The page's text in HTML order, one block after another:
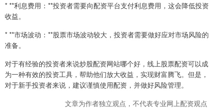
* **利息费用：**投资者需要向配资平台支付利息费用，这会降低投资
收益。
* **市场波动：**股票市场波动较大，投资者需要做好应对市场风险的
准备。
对于有经验的投资者来说炒股配资网站哪个好，线上股票配资可以成
为一种有效的投资工具，帮助他们放大收益，实现财富腾飞。但是，
对于新手投资者来说，建议谨慎使用配资，并做好风险管理。
文章为作者独立观点，不代表专业网上配资观点